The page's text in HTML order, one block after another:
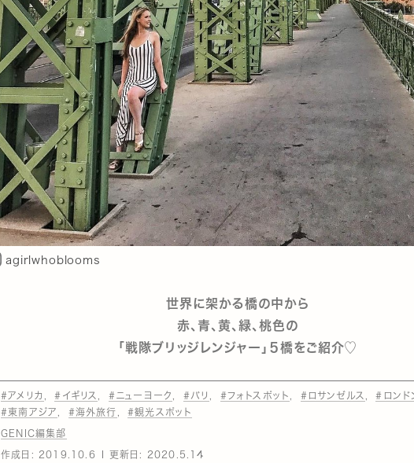
agirlwhoblooms
世界に架かる橋の中から
赤、青、黄、緑、桃色の
「戦隊ブリッジレンジャー」５橋をご紹介♡
#アメリカ #イギリス #ニューヨーク #バリ #フォトスポット #ロサンゼルス
#ロンド
#東南アジア
#海外旅行 #観光スポット
GENIC編集部
作成日: 2019.10.6 更新日: 2020.5.14